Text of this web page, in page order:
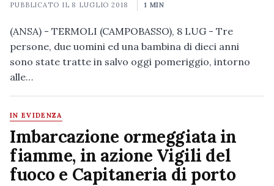
PUBBLICATO IL 8 LUGLIO 2018 1 MIN
(ANSA) - TERMOLI (CAMPOBASSO), 8 LUG - Tre
persone, due uomini ed una bambina di dieci anni
sono state tratte in salvo oggi pomeriggio, intorno
alle…
IN EVIDENZA
Imbarcazione ormeggiata in
fiamme, in azione Vigili del
fuoco e Capitaneria di porto